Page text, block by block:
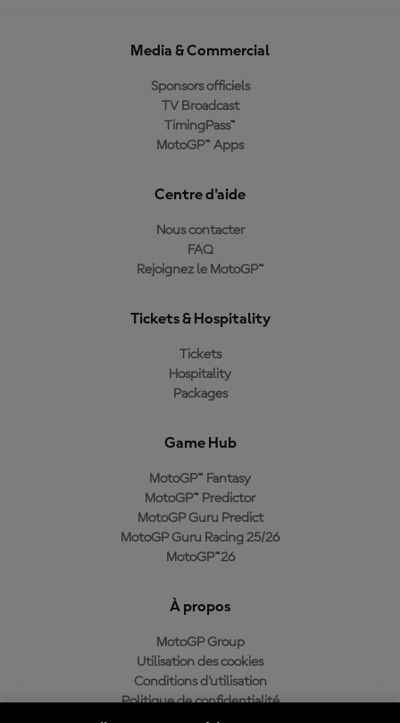
Media & Commercial
Sponsors officiels
TV Broadcast
TimingPass™
MotoGP™ Apps
Centre d'aide
Nous contacter
FAQ
Rejoignez le MotoGP™
Tickets & Hospitality
Tickets
Hospitality
Packages
Game Hub
MotoGP™ Fantasy
MotoGP™ Predictor
MotoGP Guru Predict
MotoGP Guru Racing 25/26
MotoGP™26
À propos
MotoGP Group
Utilisation des cookies
Conditions d'utilisation
Politique de confidentialité